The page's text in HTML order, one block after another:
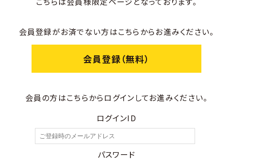
会員登録がお済でない方はこちらからお進みください。
会員登録（無料）
会員の方はこちらからログインしてお進みください。
ログインID
パスワード